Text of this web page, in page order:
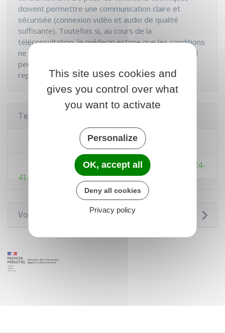
doivent permettre une communication claire et
sécurisée (connexion vidéo et audio de qualité
suffisante). Toutefois si, au cours de la
téléconsultation, le médecin estime que les conditions
ne sont pas réunies pour une évaluation complète, il
peut décider d'annuler la séance et de la
reprogrammer en présentiel.
Textes de référence
Code du travail : article R4624-31
Code du travail : articles R4624-41-1 à R4624-
41-6
Voir aussi
This site uses cookies and
gives you control over what
you want to activate
Personalize
OK, accept all
Deny all cookies
Privacy policy